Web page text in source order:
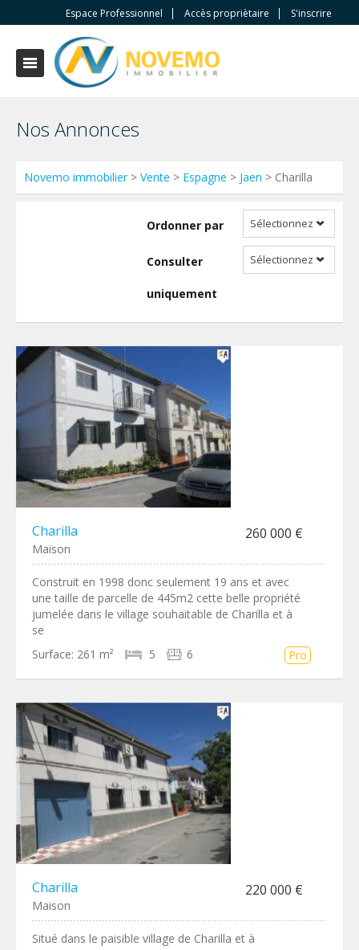
Espace Professionnel Accès propriètaire S'inscrire
Nos Annonces
Novemo immobilier> Vente > Espagne > Jaen > Charilla
Ordonner par Sélectionnez
Consulter
uniquement
Sélectionnez
Charilla 260 000 €
Maison
Construit en 1998 donc seulement 19 ans et avec
une taille de parcelle de 445m2 cette belle propriété
jumelée dans le village souhaitable de Charilla et à
se
Surface: 261 m² 5 6 Pro
Charilla 220 000 €
Maison
Situé dans le paisible village de Charilla et à